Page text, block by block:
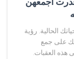
الحالية. رؤية
على جمع
العقبات.